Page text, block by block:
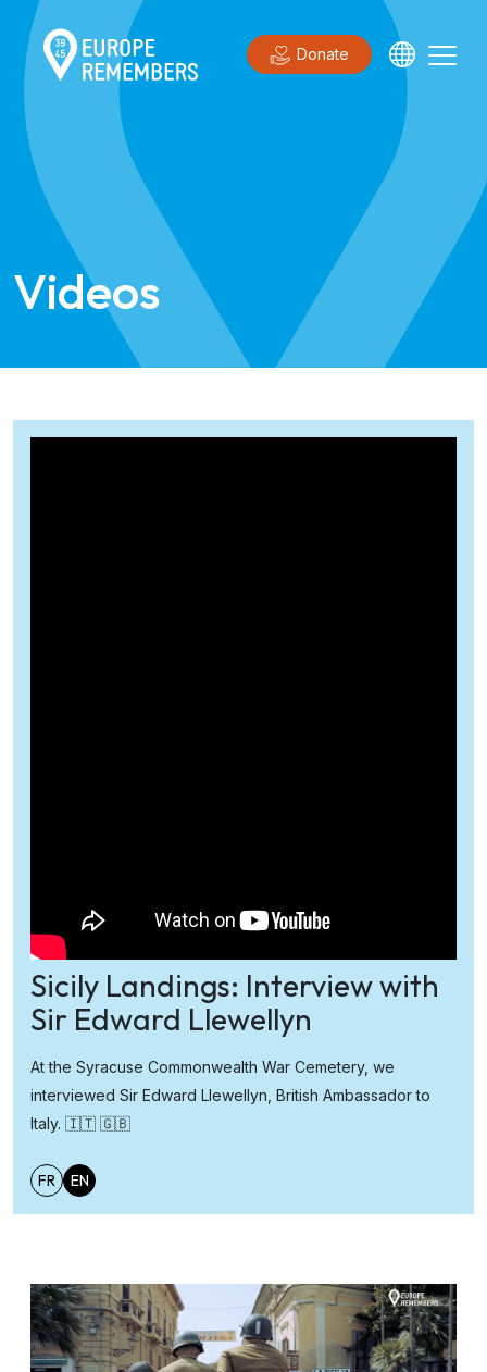
Donate
Videos
Sicily Landings: Interview with
Sir Edward Llewellyn
At the Syracuse Commonwealth War Cemetery, we
interviewed Sir Edward Llewellyn, British Ambassador to
Italy. 🇮🇹 🇬🇧
FR EN